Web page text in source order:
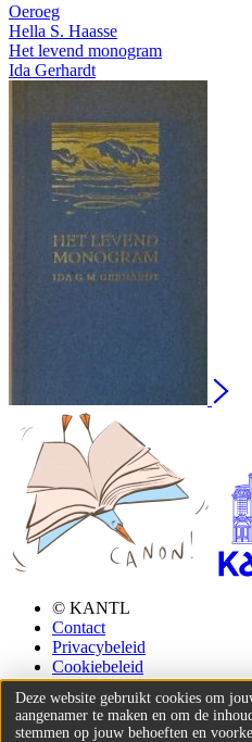
Oeroeg
Hella S. Haasse
Het levend monogram
Ida Gerhardt
© KANTL
Contact
Privacybeleid
Cookiebeleid
Deze website gebruikt cookies om
aangenamer te maken en om de
stemmen op jouw behoeften en